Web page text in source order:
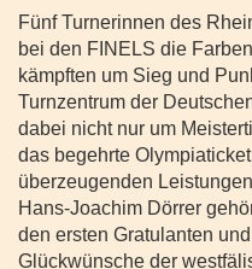
Fünf Turnerinnen des
bei den FINELS die
kämpften um Sieg und
Turnzentrum der
dabei nicht nur um
das begehrte
überzeugenden
Hans-Joachim Dörrer
den ersten Gratulanten
Glückwünsche der